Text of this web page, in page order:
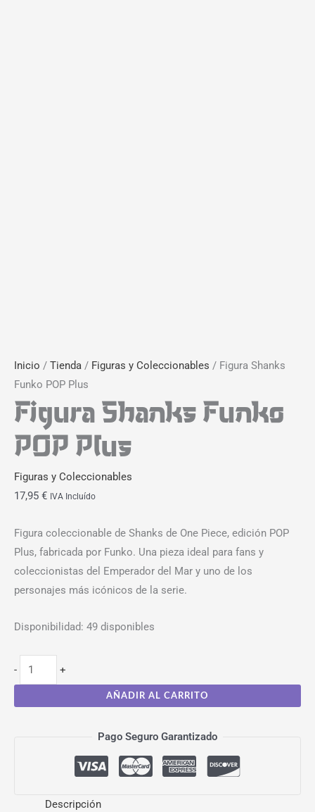
Inicio / Tienda / Figuras y Coleccionables / Figura Shanks
Funko POP Plus
Figura Shanks Funko
POP Plus
Figuras y Coleccionables
17,95 € IVA Incluído
Figura coleccionable de Shanks de One Piece, edición POP
Plus, fabricada por Funko. Una pieza ideal para fans y
coleccionistas del Emperador del Mar y uno de los
personajes más icónicos de la serie.
Disponibilidad: 49 disponibles
- +
AÑADIR AL CARRITO
Pago Seguro Garantizado
Descripción